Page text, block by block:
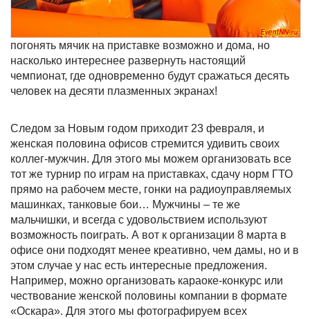
погонять мячик на приставке возможно и дома, но
насколько интереснее развернуть настоящий
чемпионат, где одновременно будут сражаться десять
человек на десяти плазменных экранах!
Следом за Новым годом приходит 23 февраля, и
женская половина офисов стремится удивить своих
коллег-мужчин. Для этого мы можем организовать все
тот же турнир по играм на приставках, сдачу норм ГТО
прямо на рабочем месте, гонки на радиоуправляемых
машинках, танковые бои… Мужчины – те же
мальчишки, и всегда с удовольствием используют
возможность поиграть. А вот к организации 8 марта в
офисе они подходят менее креативно, чем дамы, но и в
этом случае у нас есть интересные предложения.
Например, можно организовать караоке-конкурс или
чествование женской половины компании в формате
«Оскара». Для этого мы фотографируем всех